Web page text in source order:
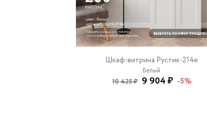
Шкаф-витрина Рустик-214e
Белый
10 425 ₽ 9 904 ₽ -5%